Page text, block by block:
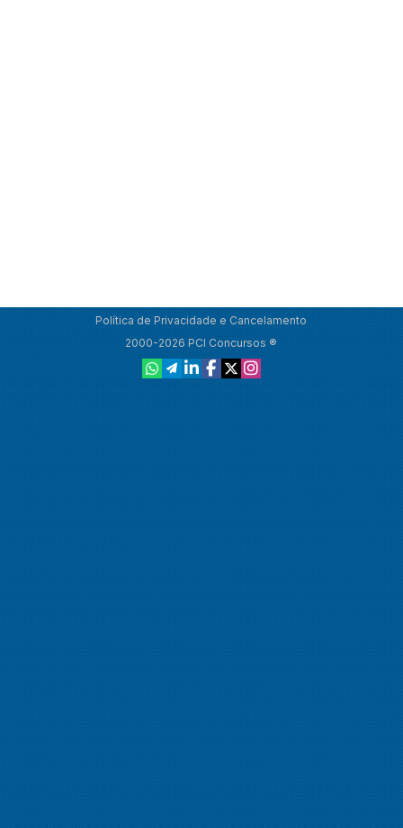
Política de Privacidade e Cancelamento
2000-2026 PCI Concursos ®